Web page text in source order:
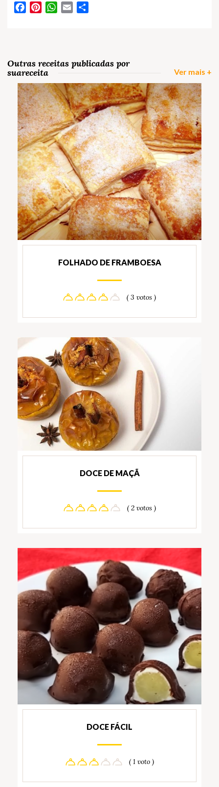
FacebookPinterestWhatsApp
Email
Outras receitas publicadas por
suareceita
Ver mais +
FOLHADO DE FRAMBOESA
( 3 votos )
DOCE DE MAÇÃ
( 2 votos )
DOCE FÁCIL
( 1 voto )